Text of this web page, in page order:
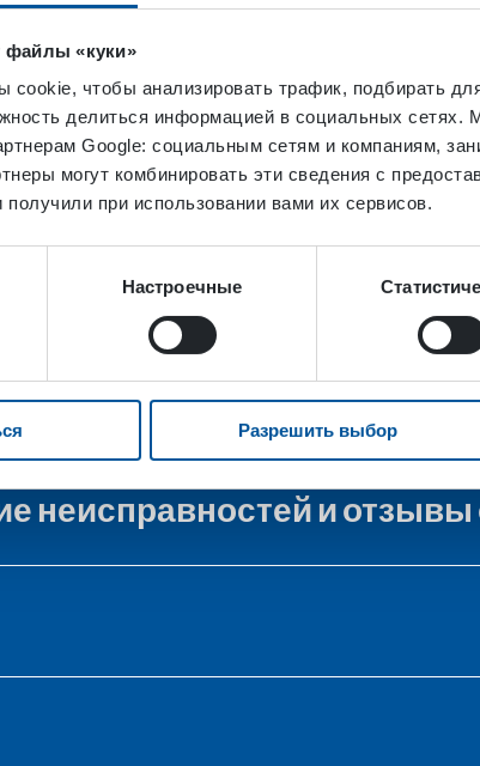
файлы «куки»
чтобы анализировать трафик, подбирать
делиться информацией в социальных
Google: социальным сетям и компаниям,
могут комбинировать эти сведения с
при использовании вами их сервисов.
Настроечные
Разрешить выбор
Service
неисправностей и отзывы